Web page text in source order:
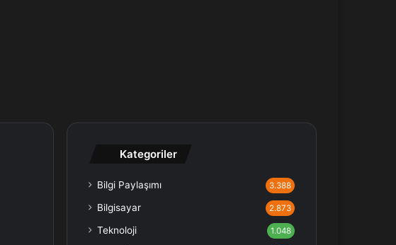
Kategoriler
Bilgi Paylaşımı 3.388
Bilgisayar 2.873
Teknoloji 1.048